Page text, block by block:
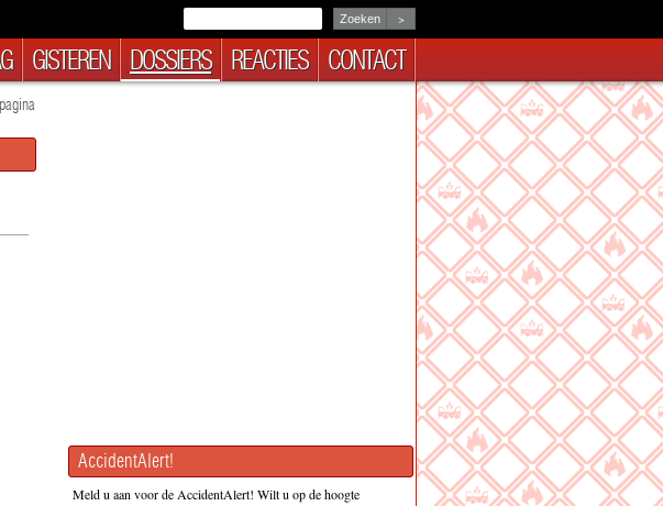
>
GISTEREN DOSSIERS REACTIES CONTACT
AccidentAlert!
Meld u aan voor de AccidentAlert! Wilt u op de hoogte